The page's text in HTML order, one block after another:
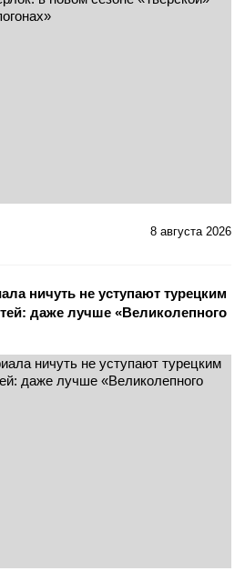
8 августа 2026
ничуть не уступают турецким
даже лучше «Великолепного